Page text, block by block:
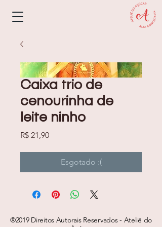
Caixa trio de
cenourinha de
leite ninho
R$ 21,90Preço
Esgotado :(
®2019 Direitos Autorais Reservados - Ateliê do